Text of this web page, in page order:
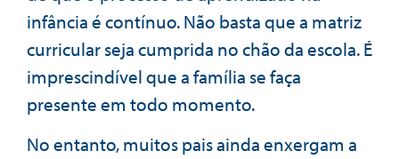
infância é contínuo. Não basta que a matriz
curricular seja cumprida no chão da escola. É
imprescindível que a família se faça
presente em todo momento.
No entanto, muitos pais ainda enxergam a